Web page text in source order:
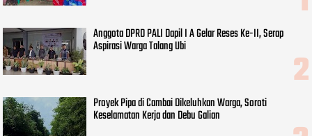
Anggota DPRD PALI Dapil I A Gelar Reses Ke-II, Serap
Aspirasi Warga Talang Ubi
Proyek Pipa di Cambai Dikeluhkan Warga, Soroti
Keselamatan Kerja dan Debu Galian